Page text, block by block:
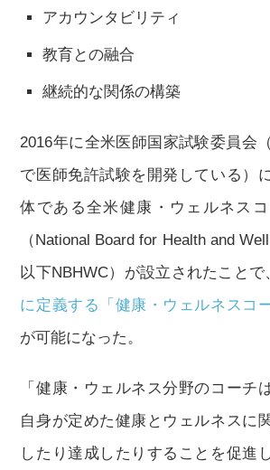
アカウンタビリティ
教育との融合
継続的な関係の構築
2016年に全米医師国家試験委員会
で医師免許試験を開発している）
体である全米健康・ウェルネス
（National Board for Health and
以下NBHWC）が設立されたことで
に定義する「健康・ウェルネスコ
が可能になった。
「健康・ウェルネス分野のコーチ
自身が定めた健康とウェルネスに
したり達成したりすることを促進